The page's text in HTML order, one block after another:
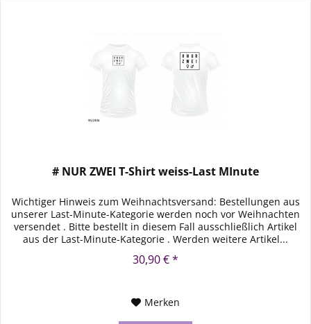
# NUR ZWEI T-Shirt weiss-Last MInute
Wichtiger Hinweis zum Weihnachtsversand: Bestellungen aus
unserer Last-Minute-Kategorie werden noch vor Weihnachten
versendet . Bitte bestellt in diesem Fall ausschließlich Artikel
aus der Last-Minute-Kategorie . Werden weitere Artikel...
30,90 € *
Merken